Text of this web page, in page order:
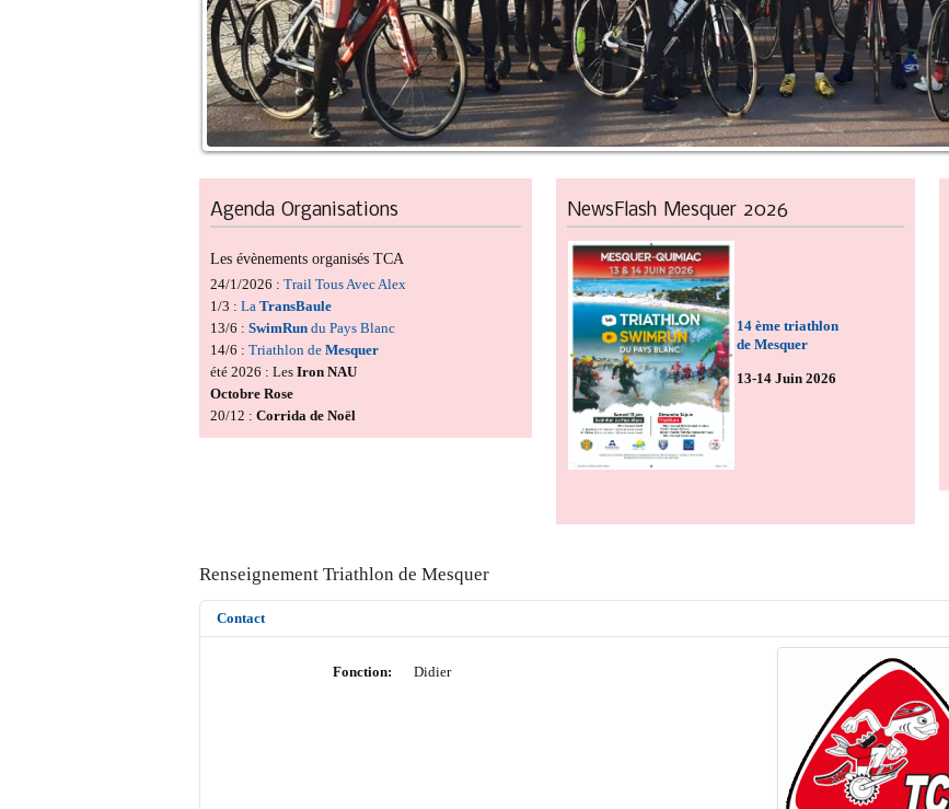
Agenda Organisations
Les évènements organisés TCA
24/1/2026 : Trail Tous Avec Alex
1/3 : La TransBaule
13/6 : SwimRun du Pays Blanc
14/6 : Triathlon de Mesquer
été 2026 : Les Iron NAU
Octobre Rose
20/12 : Corrida de Noël
NewsFlashMesquer 2026
14 ème triathlon
de Mesquer
13-14 Juin 2026
Renseignement Triathlon de Mesquer
Contact
Fonction: Didier